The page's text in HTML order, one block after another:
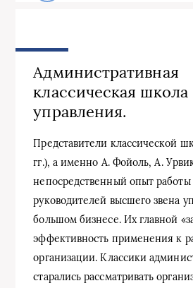
Административная
классическая школа
управления.
Представители классической
гг.), а именно А. Фойоль, А.
непосредственный опыт работы
руководителей высшего звена
большом бизнесе. Их главной
эффективность применения к
организации. Классики
старались рассматривать